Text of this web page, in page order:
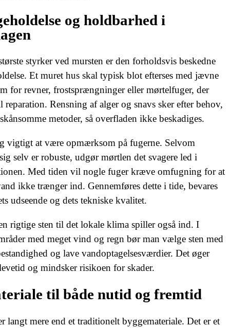
og holdbarhed i
styrker ved mursten er den forholdsvis beskedne
Et muret hus skal typisk blot efterses med jævne
for revner, frostsprængninger eller mørtelfuger, der
Rensning af alger og snavs sker efter behov,
metoder, så overfladen ikke beskadiges.
vigtigt at være opmærksom på fugerne. Selvom
selv er robuste, udgør mørtlen det svagere led i
Med tiden vil nogle fuger kræve omfugning for at
ikke trænger ind. Gennemføres dette i tide, bevares
udseende og dets tekniske kvalitet.
rigtige sten til det lokale klima spiller også ind. I
med meget vind og regn bør man vælge sten med
og lave vandoptagelsesværdier. Det øger
og mindsker risikoen for skader.
til både nutid og fremtid
langt mere end et traditionelt byggemateriale. Det er et